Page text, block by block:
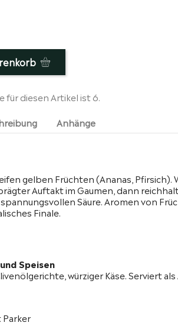
für diesen Artikel ist 6.
Anhänge
gelben Früchten (Ananas, Pfirsich).
Auftakt im Gaumen, dann
Säure. Aromen von
Finale.
Speisen
würziger Käse. Serviert